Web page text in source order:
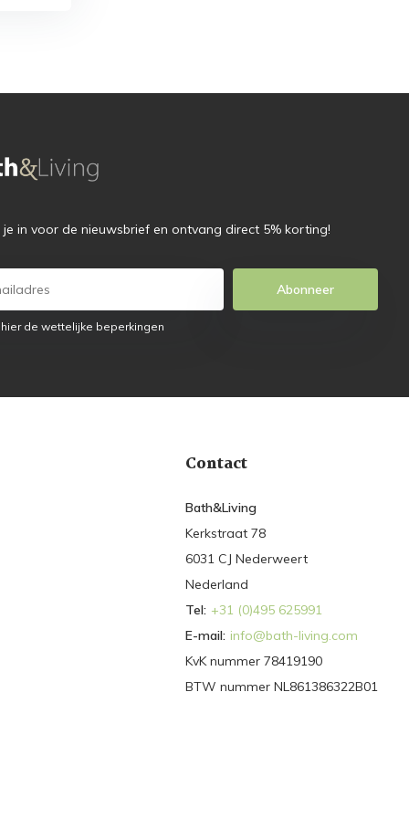
je in voor de nieuwsbrief en ontvang direct 5% korting!
Abonneer
de wettelijke beperkingen
Contact
Bath&Living
Kerkstraat 78
6031 CJ Nederweert
Nederland
Tel: +31 (0)495 625991
E-mail: info@bath-living.com
KvK nummer 78419190
BTW nummer NL861386322B01